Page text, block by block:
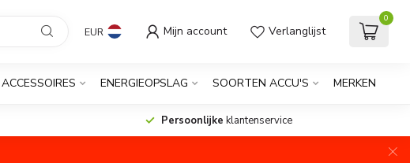
EUR Mijn account Verlanglijst
0
ACCESSOIRES ENERGIEOPSLAG SOORTEN ACCU'S MERKEN
Persoonlijke klantenservice